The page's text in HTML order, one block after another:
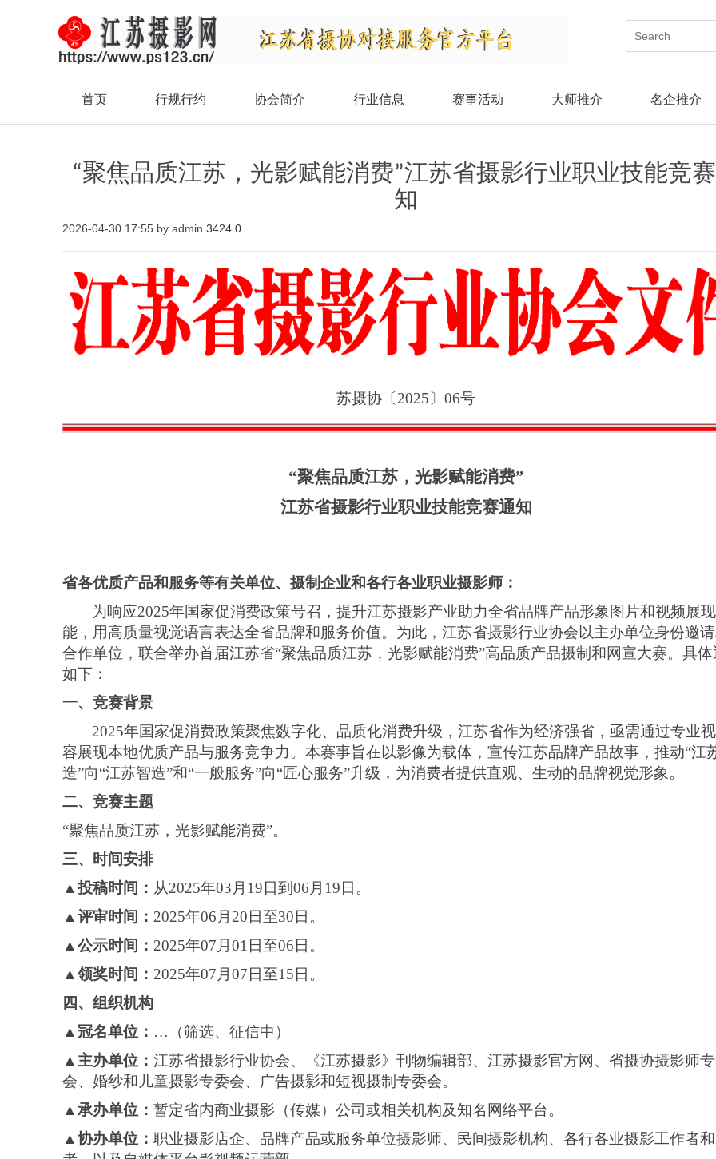
首页 行规行约 协会简介 行业信息 赛事活动 大师推介 名企推介
“聚焦品质江苏，光影赋能消费”江苏省摄影行业职业技能竞
知
2026-04-30 17:55 by admin 3424 0
苏摄协〔2025〕06号
“聚焦品质江苏，光影赋能消费”
江苏省摄影行业职业技能竞赛通知
省各优质产品和服务等有关单位、 摄制企业和各行各业职业摄影师 ：
为响应2025年国家促消费政策号召，提升江苏摄影产业助力全省品牌产品形象图片和视频展
能，用高质量视觉语言表达全省品牌和服务价值。 为此， 江苏省摄影行业协会以主办单位身份邀请
合作单位 ， 联合举办首届江苏省“聚焦品质江苏，光影赋能消费”高品质产品摄制 和网宣大赛。具
如下：
一、竞赛背景
2025年国家促消费政策聚焦数字化、品质化消费升级，江苏省作为经济强省，亟需通过专业
容展现本地优质产品与服务竞争力。本赛事旨在以影像为载体， 宣传江苏品牌产品故事，推动“江
造”向“江苏智造”和“一般服务”向“匠心服务”升级，为消费者提供直观、生动的品牌视觉形象 。
二、竞赛主题
“聚焦品质江苏，光影赋能消费”。
三、时间安排
▲投稿时间 ： 从2025年03月 19日到 06 月 19日 。
▲评审时间 ： 2025年06 月 20日至30日 。
▲公示时间 ： 2025年07 月01日至06日 。
▲领奖时间 ： 2025年07 月07日至15日 。
四、组织机构
▲冠名单位： … （筛选、征信中）
▲主办单位： 江苏省摄影行业协会、《江苏摄影》刊物编辑部、江苏摄影官方网、省摄协摄影师
会、婚纱和儿童摄影专委会、广告摄影和短视摄制专委会。
▲承办单位： 暂定省内商业摄影（传媒）公司或相关机构及知名网络平台。
▲协办单位： 职业摄影店企、品牌产品或服务单位摄影师、民间摄影机构、 各行各业摄影工作者